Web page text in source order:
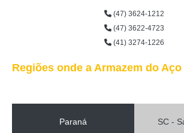
(47) 3624-1212
(47) 3622-4723
(41) 3274-1226
Regiões onde a Armazem do
Paraná SC -